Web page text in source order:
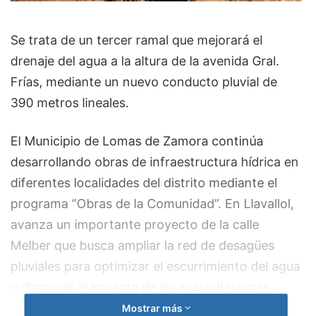
Se trata de un tercer ramal que mejorará el
drenaje del agua a la altura de la avenida Gral.
Frías, mediante un nuevo conducto pluvial de
390 metros lineales.
El Municipio de Lomas de Zamora continúa
desarrollando obras de infraestructura hídrica en
diferentes localidades del distrito mediante el
programa “Obras de la Comunidad”. En Llavallol,
avanza un importante proyecto de la calle
Melber que busca ampliar la red de desagües
pluviales para optimizar el escurrimiento del agua
intensas en el barrio.Mostrar más